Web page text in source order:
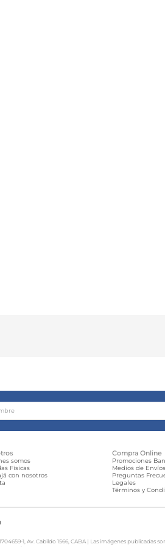
somos
Físicas
con nosotros
Compra Online
Promociones
Medios de Envíos
Preguntas
Legales
Términos y
1, Av. Cabildo 1566, CABA | Las imágenes